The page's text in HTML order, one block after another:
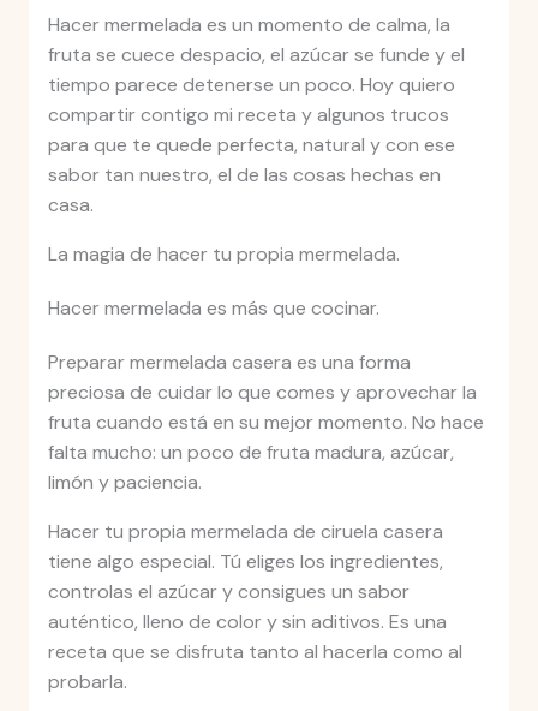
Hacer mermelada es un momento de calma, la
fruta se cuece despacio, el azúcar se funde y el
tiempo parece detenerse un poco. Hoy quiero
compartir contigo mi receta y algunos trucos
para que te quede perfecta, natural y con ese
sabor tan nuestro, el de las cosas hechas en
casa.
La magia de hacer tu propia mermelada.
Hacer mermelada es más que cocinar.
Preparar mermelada casera es una forma
preciosa de cuidar lo que comes y aprovechar la
fruta cuando está en su mejor momento. No hace
falta mucho: un poco de fruta madura, azúcar,
limón y paciencia.
Hacer tu propia mermelada de ciruela casera
tiene algo especial. Tú eliges los ingredientes,
controlas el azúcar y consigues un sabor
auténtico, lleno de color y sin aditivos. Es una
receta que se disfruta tanto al hacerla como al
probarla.